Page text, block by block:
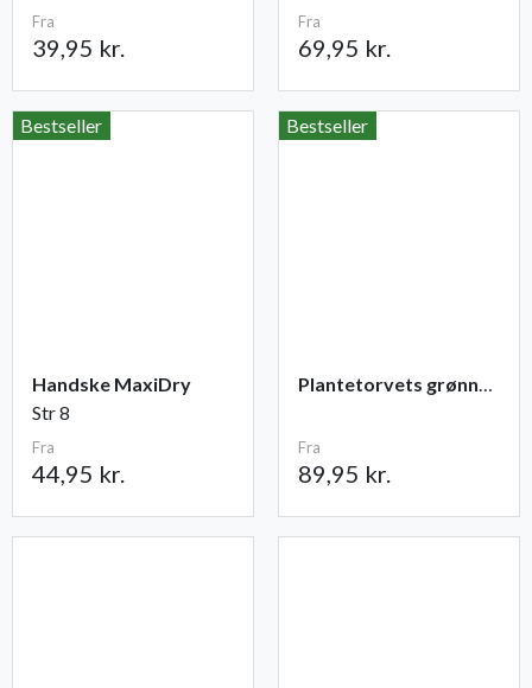
Fra
39,95 kr.
Fra
69,95 kr.
Bestseller
Handske MaxiDry
Str 8
Fra
44,95 kr.
Bestseller
Plantetorvets grønne vandingspose 75 liter
Fra
89,95 kr.